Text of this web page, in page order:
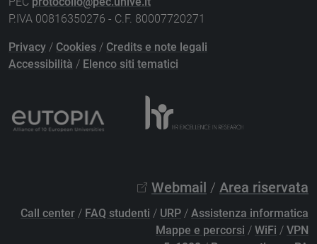
P.IVA 00816350276 - C.F. 80007720271
Privacy / Cookies / Credits e note legali
Accessibilità / Elenco siti tematici
Webmail / Area riservata
Call center / FAQ studenti / URP / Assistenza informatica
Mappe e percorsi / WiFi / VPN